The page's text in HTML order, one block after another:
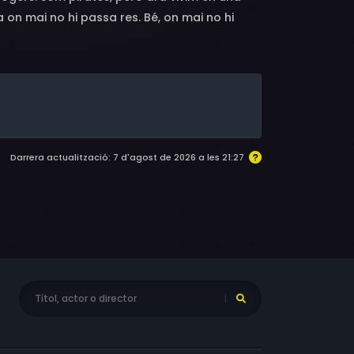
mai no hi passa res. Bé, on mai no hi
pares i el meu avi, que viu en un galió al
que la senyora Delille no ens hi vol. Sort
Darrera actualització: 7 d'agost de 2026 a les 21:27